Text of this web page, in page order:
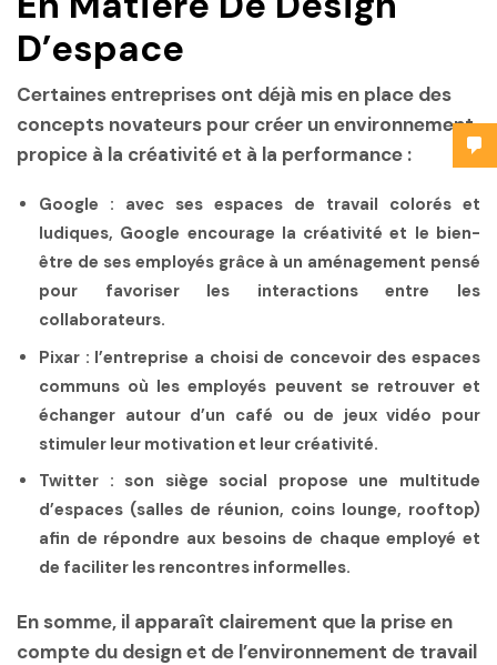
D’espace
Certaines entreprises ont déjà mis en place des
concepts novateurs pour créer un environnement
propice à la créativité et à la performance :
Google : avec ses espaces de travail colorés et
ludiques, Google encourage la créativité et le bien-
être de ses employés grâce à un aménagement pensé
pour favoriser les interactions entre les
collaborateurs.
Pixar : l’entreprise a choisi de concevoir des espaces
communs où les employés peuvent se retrouver et
échanger autour d’un café ou de jeux vidéo pour
stimuler leur motivation et leur créativité.
Twitter : son siège social propose une multitude
d’espaces (salles de réunion, coins lounge, rooftop)
afin de répondre aux besoins de chaque employé et
de faciliter les rencontres informelles.
En somme, il apparaît clairement que la prise en
compte du design et de l’environnement de travail